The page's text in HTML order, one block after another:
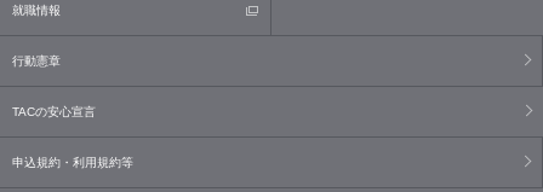
就職情報
行動憲章
TACの安心宣言
申込規約・利用規約等